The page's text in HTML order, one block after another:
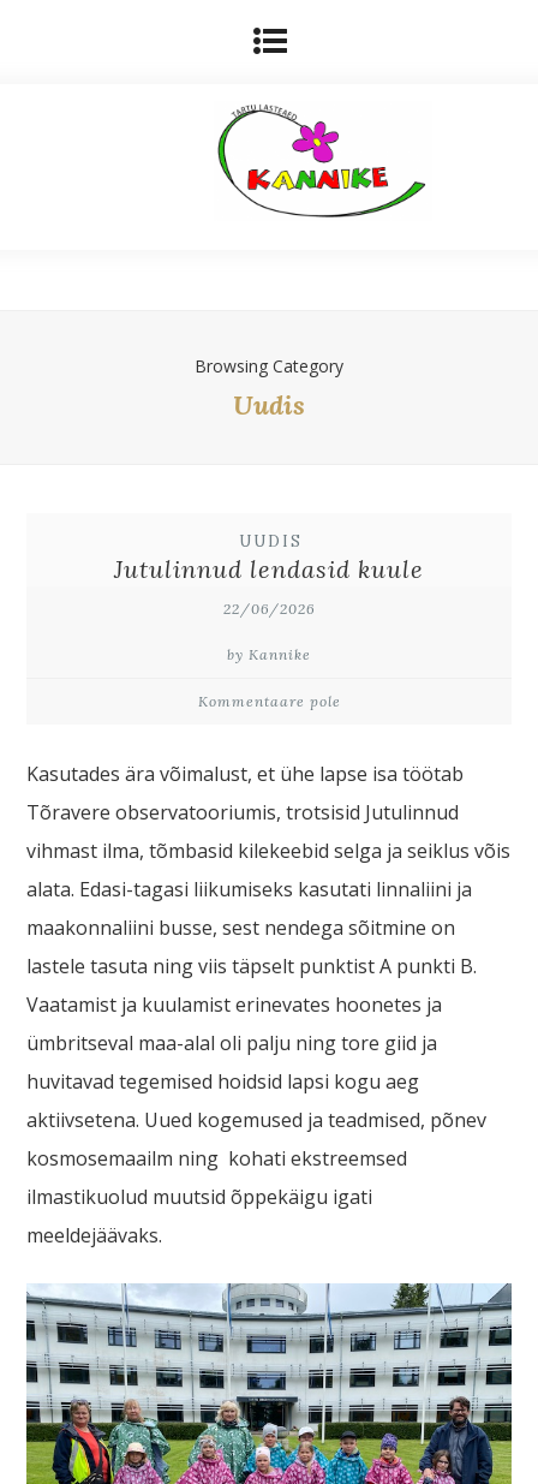
Browsing Category
Uudis
UUDIS
Jutulinnud lendasid kuule
22/06/2026
by Kannike
Kommentaare pole
Kasutades ära võimalust, et ühe lapse isa töötab
Tõravere observatooriumis, trotsisid Jutulinnud
vihmast ilma, tõmbasid kilekeebid selga ja seiklus võis
alata. Edasi-tagasi liikumiseks kasutati linnaliini ja
maakonnaliini busse, sest nendega sõitmine on
lastele tasuta ning viis täpselt punktist A punkti B.
Vaatamist ja kuulamist erinevates hoonetes ja
ümbritseval maa-alal oli palju ning tore giid ja
huvitavad tegemised hoidsid lapsi kogu aeg
aktiivsetena. Uued kogemused ja teadmised, põnev
kosmosemaailm ning kohati ekstreemsed
ilmastikuolud muutsid õppekäigu igati
meeldejäävaks.